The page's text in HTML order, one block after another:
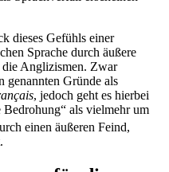
dieses Gefühls einer
Sprache durch äußere
die Anglizismen. Zwar
genannten Gründe als
, jedoch geht es hierbei
als vielmehr um
einen äußeren Feind,